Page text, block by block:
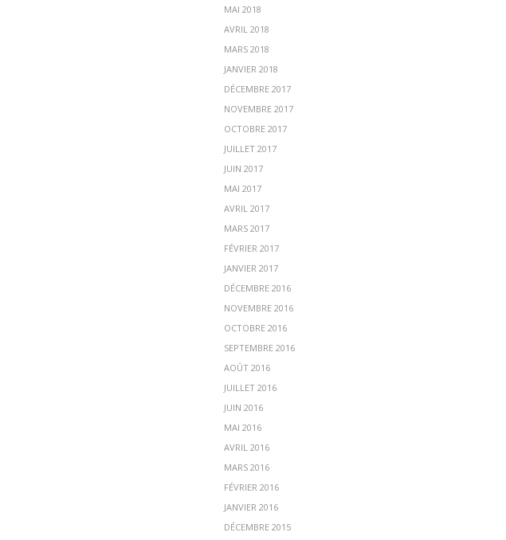
MAI 2018
AVRIL 2018
MARS 2018
JANVIER 2018
DÉCEMBRE 2017
NOVEMBRE 2017
OCTOBRE 2017
JUILLET 2017
JUIN 2017
MAI 2017
AVRIL 2017
MARS 2017
FÉVRIER 2017
JANVIER 2017
DÉCEMBRE 2016
NOVEMBRE 2016
OCTOBRE 2016
SEPTEMBRE 2016
AOÛT 2016
JUILLET 2016
JUIN 2016
MAI 2016
AVRIL 2016
MARS 2016
FÉVRIER 2016
JANVIER 2016
DÉCEMBRE 2015